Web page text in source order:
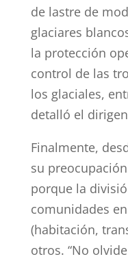
de lastre de
glaciares
la protección
control de las
los glaciales,
detalló el
Finalmente,
su
porque la
comunidades
(habitación,
otros. “No